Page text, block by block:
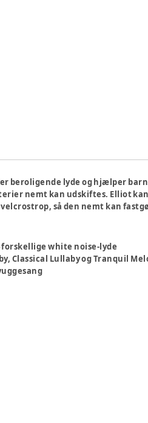
beroligende lyde og hjælper
nemt kan udskiftes. Elliot
så den nemt kan
white noise-lyde
Classical Lullaby og Tranquil